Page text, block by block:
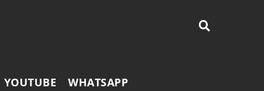
YOUTUBE WHATSAPP